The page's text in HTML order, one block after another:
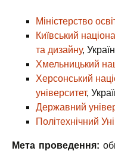
Міністерство
Київський
та дизайну,
Хмельницький
Херсонський
університет,
Державний
Політехнічний
Мета проведення: